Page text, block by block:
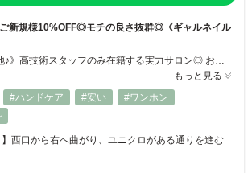
新規様10%OFF◎モチの良さ抜群◎《ギャルネイル
《新宿駅2分の好立地♪》高技術スタッフのみ在籍する実力サロン◎ お席で電子タバコ可能☆パラジェル変更無料☆スカルプ/長さ出し☆モチの良さにリピーター続出！！ 流行りのデザインのご提案はもちろん、あなたの【こだわり】の部分まで読み取り素敵なネイルに仕上げます♪新規ワンカラー→ジェル4,480円 スカルプ8,980円
もっと見る
#ハンドケア #安い
#ワンホン
】西口から右へ曲がり、ユニクロがある通りを進む